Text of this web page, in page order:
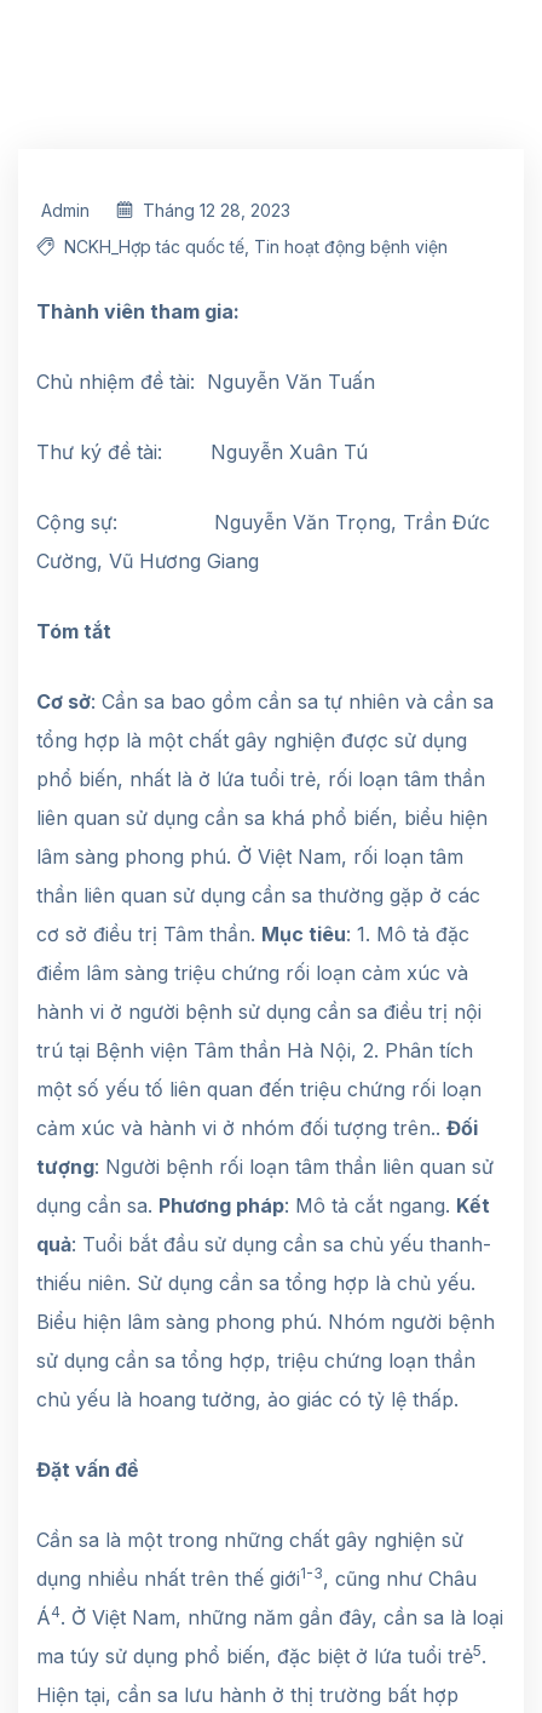
Admin
Tháng 12 28, 2023
NCKH_Hợp tác quốc tế Tin hoạt động bệnh viện
Thành viên tham gia:
Chủ nhiệm đề tài: Nguyễn Văn Tuấn
Thư ký đề tài: Nguyễn Xuân Tú
Cộng sự: Nguyễn Văn Trọng, Trần Đức
Cường, Vũ Hương Giang
Tóm tắt
Cơ sở: Cần sa bao gồm cần sa tự nhiên và cần sa
tổng hợp là một chất gây nghiện được sử dụng
phổ biến, nhất là ở lứa tuổi trẻ, rối loạn tâm thần
liên quan sử dụng cần sa khá phổ biến, biểu hiện
lâm sàng phong phú. Ở Việt Nam, rối loạn tâm
thần liên quan sử dụng cần sa thường gặp ở các
cơ sở điều trị Tâm thần. Mục tiêu: 1. Mô tả đặc
điểm lâm sàng triệu chứng rối loạn cảm xúc và
hành vi ở người bệnh sử dụng cần sa điều trị nội
trú tại Bệnh viện Tâm thần Hà Nội, 2. Phân tích
một số yếu tố liên quan đến triệu chứng rối loạn
cảm xúc và hành vi ở nhóm đối tượng trên.. Đối
tượng: Người bệnh rối loạn tâm thần liên quan sử
dụng cần sa. Phương pháp: Mô tả cắt ngang. Kết
quả: Tuổi bắt đầu sử dụng cần sa chủ yếu thanh-
thiếu niên. Sử dụng cần sa tổng hợp là chủ yếu.
Biểu hiện lâm sàng phong phú. Nhóm người bệnh
sử dụng cần sa tổng hợp, triệu chứng loạn thần
chủ yếu là hoang tưởng, ảo giác có tỷ lệ thấp.
Đặt vấn đề
Cần sa là một trong những chất gây nghiện sử
dụng nhiều nhất trên thế giới1-3, cũng như Châu
Á4. Ở Việt Nam, những năm gần đây, cần sa là loại
ma túy sử dụng phổ biến, đặc biệt ở lứa tuổi trẻ5.
Hiện tại, cần sa lưu hành ở thị trường bất hợp